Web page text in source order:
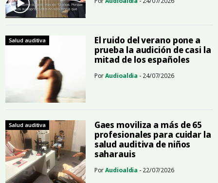
Salud auditiva
El ruido del verano pone a
prueba la audición de casi la
mitad de los españoles
PorAudioaldia - 24/07/2026
Salud auditiva
Gaes moviliza a más de 65
profesionales para cuidar la
salud auditiva de niños
saharauis
PorAudioaldia - 22/07/2026